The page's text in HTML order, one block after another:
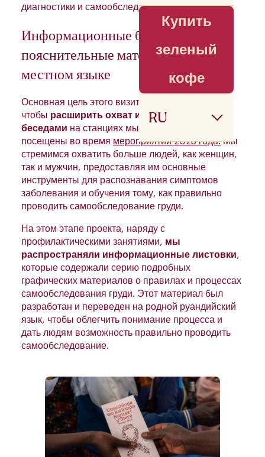
Купить
зеленый
кофе
RU
диагностики и самообследования груди.
Информационные беседы и
пояснительные материалы на
местном языке
Основная цель этого визита заключалась в том,
чтобы расширить охват информационными
беседами на станциях мытья, которые не были
посещены во время мероприятий 2023 года.Мы
стремимся охватить больше людей, как женщин,
так и мужчин, предоставляя им основные
инструменты для распознавания симптомов
заболевания и обучения тому, как правильно
проводить самообследование груди.
На этом этапе проекта, наряду с
профилактическими занятиями, мы
распространяли информационные листовки,
которые содержали серию подробных
графических материалов о правилах и процессах
самообследования груди. Этот материал был
разработан и переведен на родной руандийский
язык, чтобы облегчить понимание процесса и
дать людям возможность правильно проводить
самообследование.